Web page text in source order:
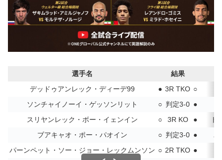
選手名
結果
デッドゥアンレック・ディーデ99
● 3R TKO ○
ソンチャイノーイ・ゲッソンリット
○ 判定3-0 ●
スリヤンレック・ボー・イェンイン
○ 3R KO ●
ト
ブアキャオ・ポー・パオイン
○ 判定3-0 ●
パ
パーンペット・ソー・ジョー・レックムンソン ○ 2R TKO ●